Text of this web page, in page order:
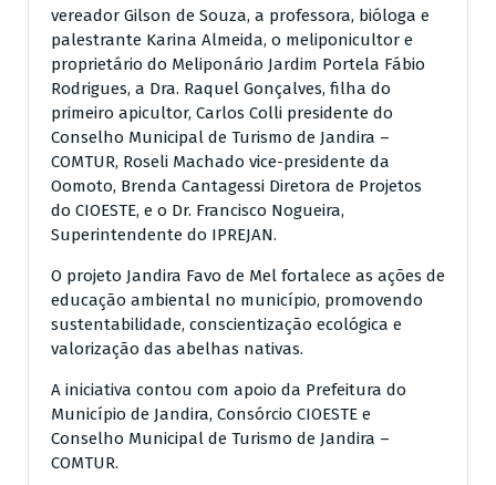
vereador Gilson de Souza, a professora, bióloga e
palestrante Karina Almeida, o meliponicultor e
proprietário do Meliponário Jardim Portela Fábio
Rodrigues, a Dra. Raquel Gonçalves, filha do
primeiro apicultor, Carlos Colli presidente do
Conselho Municipal de Turismo de Jandira –
COMTUR, Roseli Machado vice-presidente da
Oomoto, Brenda Cantagessi Diretora de Projetos
do CIOESTE, e o Dr. Francisco Nogueira,
Superintendente do IPREJAN.
O projeto Jandira Favo de Mel fortalece as ações de
educação ambiental no município, promovendo
sustentabilidade, conscientização ecológica e
valorização das abelhas nativas.
A iniciativa contou com apoio da Prefeitura do
Município de Jandira, Consórcio CIOESTE e
Conselho Municipal de Turismo de Jandira –
COMTUR.